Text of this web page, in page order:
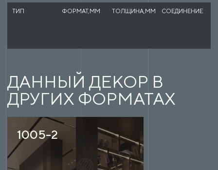
ТИП ФОРМАТ,ММ ТОЛЩИНА,ММ СОЕДИНЕНИЕ
ДАННЫЙ ДЕКОР В
ДРУГИХ ФОРМАТАХ
1005-2